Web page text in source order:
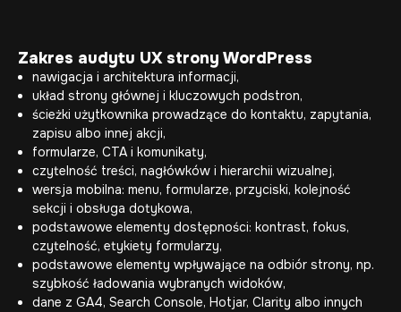
Zakres audytu UX strony WordPress
nawigacja i architektura informacji,
układ strony głównej i kluczowych podstron,
ścieżki użytkownika prowadzące do kontaktu, zapytania,
zapisu albo innej akcji,
formularze, CTA i komunikaty,
czytelność treści, nagłówków i hierarchii wizualnej,
wersja mobilna: menu, formularze, przyciski, kolejność
sekcji i obsługa dotykowa,
podstawowe elementy dostępności: kontrast, fokus,
czytelność, etykiety formularzy,
podstawowe elementy wpływające na odbiór strony, np.
szybkość ładowania wybranych widoków,
dane z GA4, Search Console, Hotjar, Clarity albo innych